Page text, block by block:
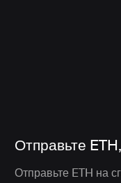
Отправьте
Отправьте ETH на